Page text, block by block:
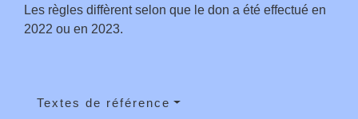
Les règles diffèrent selon que le don a été effectué en
2022 ou en 2023.
Textes de référence